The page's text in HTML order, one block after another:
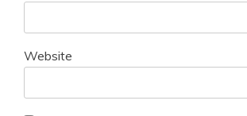
Website